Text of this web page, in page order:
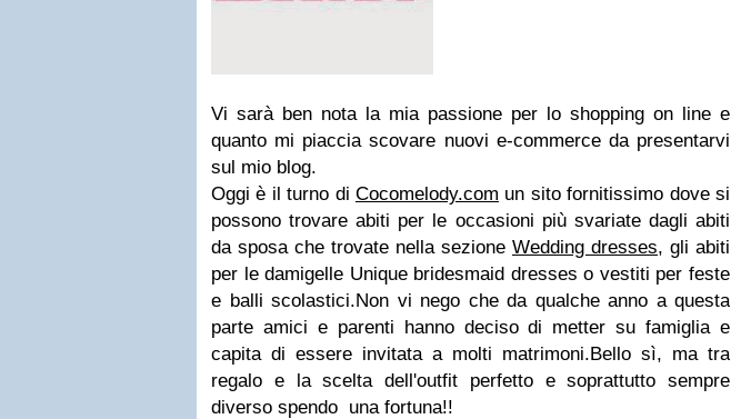
Vi sarà ben nota la mia passione per lo shopping on line e
quanto mi piaccia scovare nuovi e-commerce da presentarvi
sul mio blog.
Oggi è il turno di Cocomelody.com un sito fornitissimo dove si
possono trovare abiti per le occasioni più svariate dagli abiti
da sposa che trovate nella sezione Wedding dresses, gli abiti
per le damigelle Unique bridesmaid dresses o vestiti per feste
e balli scolastici.Non vi nego che da qualche anno a questa
parte amici e parenti hanno deciso di metter su famiglia e
capita di essere invitata a molti matrimoni.Bello sì, ma tra
regalo e la scelta dell'outfit perfetto e soprattutto sempre
diverso spendo una fortuna!!